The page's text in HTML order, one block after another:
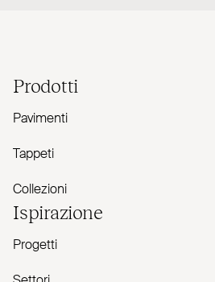
Prodotti
Pavimenti
Tappeti
Collezioni
Ispirazione
Progetti